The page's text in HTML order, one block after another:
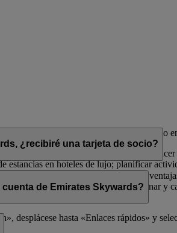
las aerolíneas Emirates y flydubai, puesto
para complementar su estilo de vida y
estancias en hoteles de lujo; planificar
y sus exclusivas ventajas.
¿recibiré una tarjeta de socio?
para poder disfrutar de todas las
de Emirates Skywards para ganar
desplácese hasta «Enlaces rápidos» y
de Emirates Skywards?